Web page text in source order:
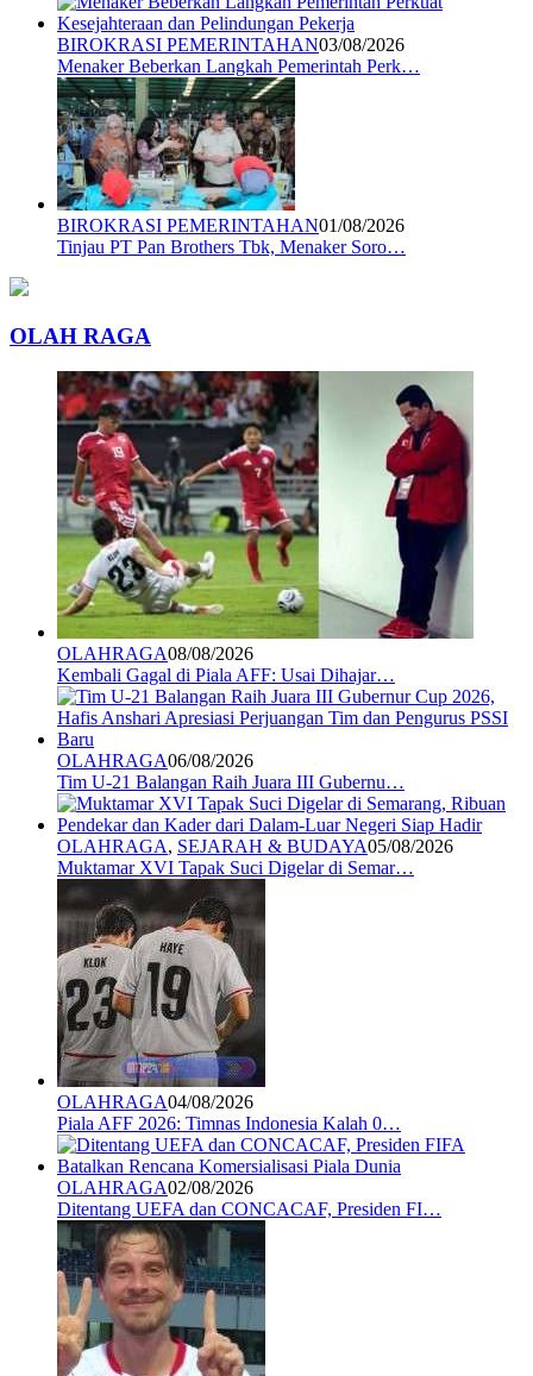
BIROKRASI PEMERINTAHAN03/08/2026
Menaker Beberkan Langkah Pemerintah Perk…
BIROKRASI PEMERINTAHAN01/08/2026
Tinjau PT Pan Brothers Tbk, Menaker Soro…
OLAH RAGA
OLAHRAGA08/08/2026
Kembali Gagal di Piala AFF: Usai Dihajar…
OLAHRAGA06/08/2026
Tim U-21 Balangan Raih Juara III Gubernu…
OLAHRAGA, SEJARAH & BUDAYA05/08/2026
Muktamar XVI Tapak Suci Digelar di Semar…
OLAHRAGA04/08/2026
Piala AFF 2026: Timnas Indonesia Kalah 0…
OLAHRAGA02/08/2026
Ditentang UEFA dan CONCACAF, Presiden FI…